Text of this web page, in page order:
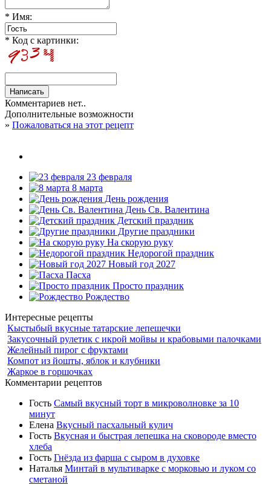
* Имя:
* Код с картинки:
Комментариев нет..
Дополнительные возможности
» Пожаловаться на этот рецепт
23 февраля
8 марта
День рождения
День Св. Валентина
Детский праздник
Другие праздники
На скорую руку
Недорогой праздник
Новый год 2027
Пасха
Просто праздник
Рождество
Интересные рецепты
Кыстыбый вкусные татарские лепешечки
Закусочный рулетик с икрой мойвы и крабовыми палочками
Желейный пирог с фруктами
Компот из йошты, яблок и клубники
Жаркое в горшочках
Комментарии рецептов
Гость Самый вкусный торт в микроволновке за 10
минут
Елена Вкусный пасхальный кулич
Гость Вкусная и быстрая лепешка на сковороде вместо
хлеба
Гость Гнёзда из фарша с сыром в духовке
Наталья Минтай в мультиварке с морковью и луком со
сметаной